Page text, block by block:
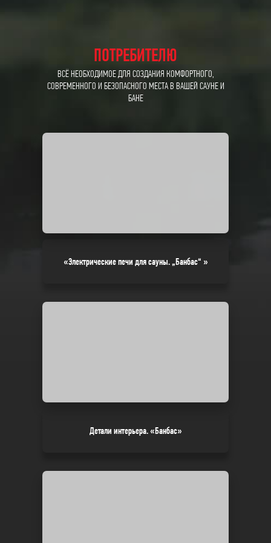
ПОТРЕБИТЕЛЮ
ВСЁ НЕОБХОДИМОЕ ДЛЯ СОЗДАНИЯ КОМФОРТНОГО,
СОВРЕМЕННОГО И БЕЗОПАСНОГО МЕСТА В ВАШЕЙ САУНЕ И
БАНЕ
«Электрические печи для сауны. „Банбас“ »
Детали интерьера. «Банбас»